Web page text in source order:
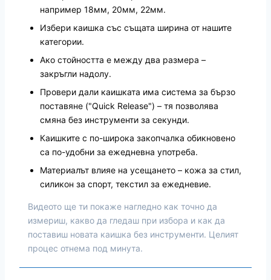
например 18мм, 20мм, 22мм.
Избери каишка със същата ширина от нашите
категории.
Ако стойността е между два размера –
закръгли надолу.
Провери дали каишката има система за бързо
поставяне ("Quick Release") – тя позволява
смяна без инструменти за секунди.
Каишките с по-широка закопчалка обикновено
са по-удобни за ежедневна употреба.
Материалът влияе на усещането – кожа за стил,
силикон за спорт, текстил за ежедневие.
Видеото ще ти покаже нагледно как точно да
измериш, какво да гледаш при избора и как да
поставиш новата каишка без инструменти. Целият
процес отнема под минута.